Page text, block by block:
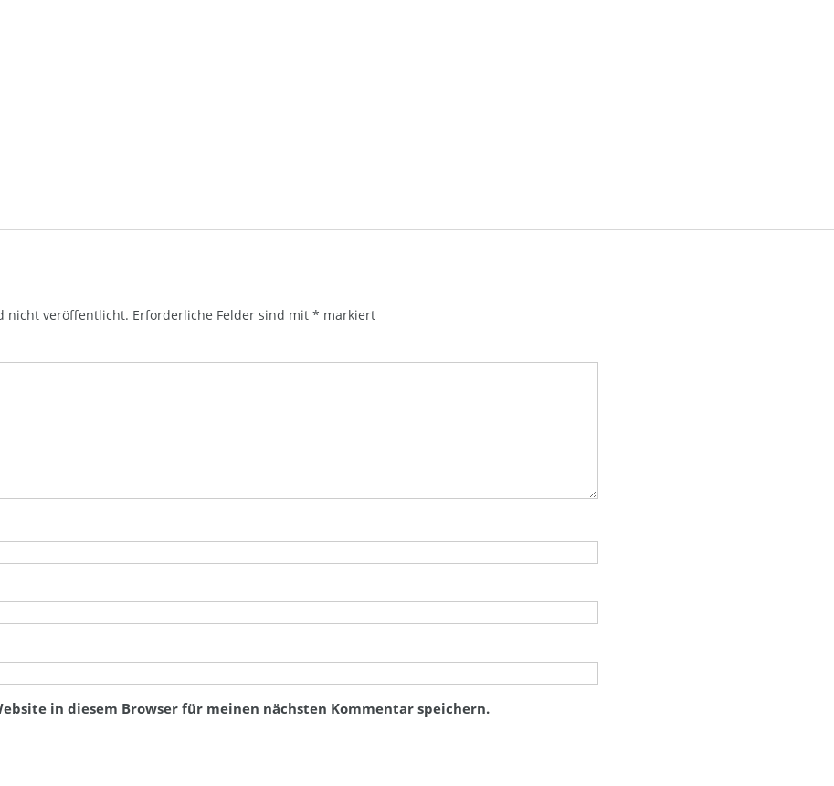
nicht veröffentlicht. Erforderliche Felder sind mit* markiert
in diesem Browser für meinen nächsten Kommentar speichern.